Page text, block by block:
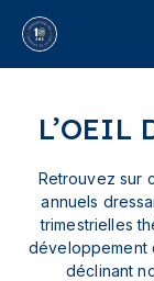
L’OEIL
Retrouvez sur
annuels
trimestrielles
développement
déclinant